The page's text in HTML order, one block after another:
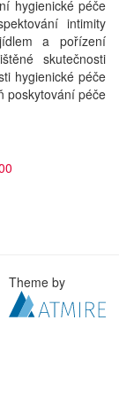
hygienické péče
intimity
a pořízení
skutečnosti
hygienické péče
poskytování péče
Theme by